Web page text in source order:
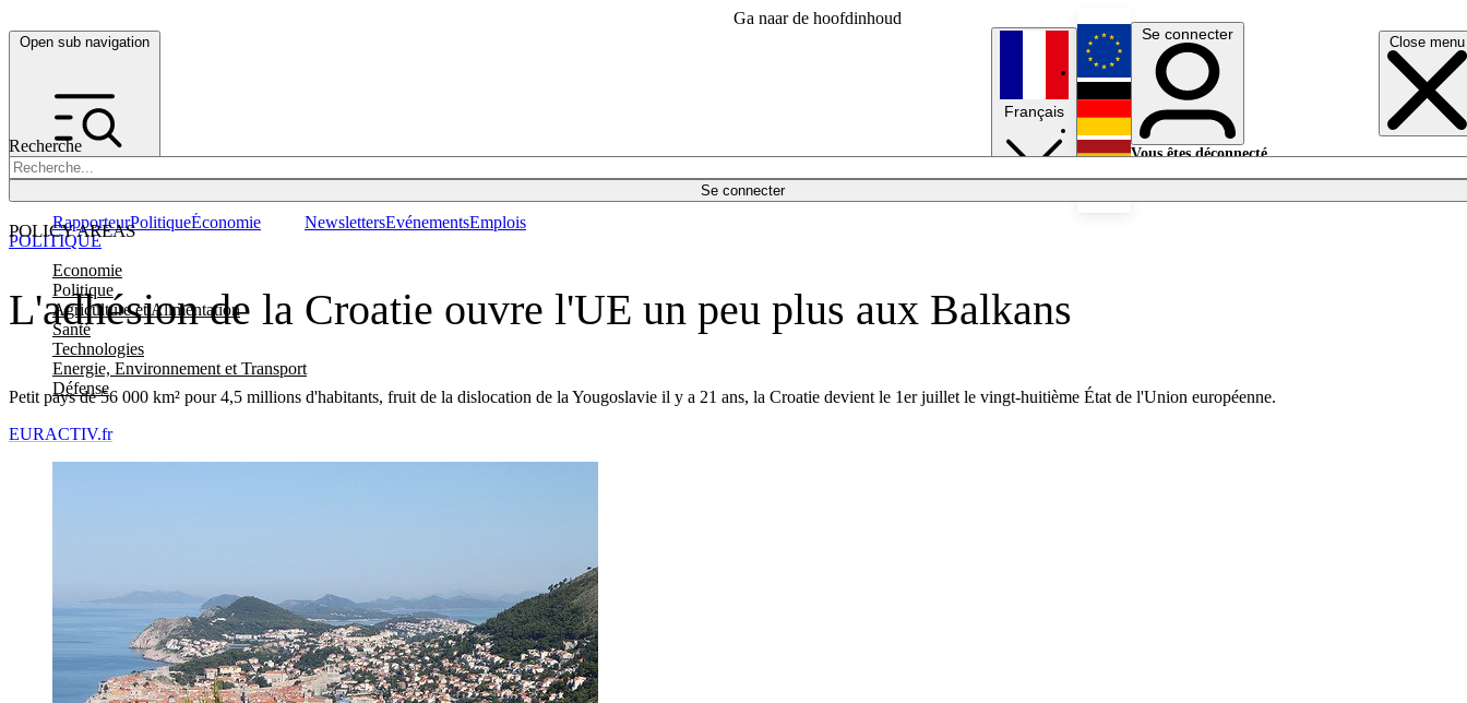
Ga naar de hoofdinhoud
Open sub navigation Close menu
Recherche
Se connecter
POLICY AREAS
Economie
Politique
Agriculture et Alimentation
Santé
Technologies
Energie, Environnement et Transport
Défense
RapporteurPolitiqueÉconomie NewslettersEvénementsEmplois
Français
English
Deutsch
Se connecter
Vous êtes déconnecté.
L'adhésion de la Croatie ouvre l'UE un peu plus aux Balkans
Petit pays de 56 000 km² pour 4,5 millions d'habitants, fruit de la dislocation de la Yougoslavie il y a 21 ans, la Croatie devient le 1er juillet le vingt-huitième État de l'Union européenne.
POLITIQUE
EURACTIV.fr